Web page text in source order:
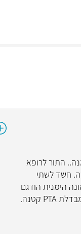
התור לרופא
חשד לשתי
אחורי של האונה הימנית הודגם
מוקד היפו אוקואי במימדים 0.5X1.0 ס"מ, לא הודגמה בברור זרימת דם בתוכו, באבחנה המבדלת PTA קטנה.